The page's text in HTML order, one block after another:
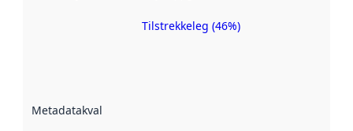
Metadatakvalitet
Metadatakvalitet
Tilstrekkeleg (46%)